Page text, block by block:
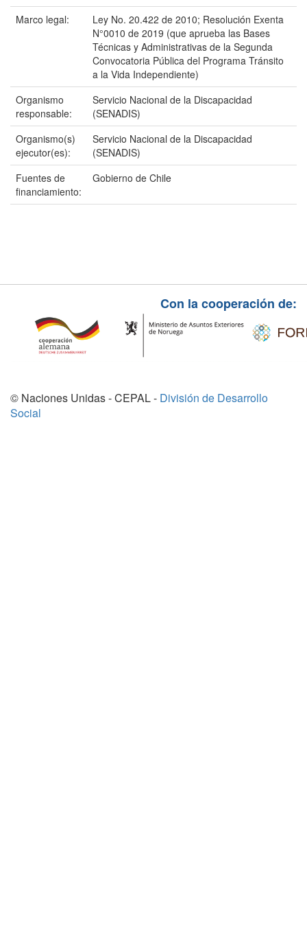
Marco legal:
Ley No. 20.422 de 2010; Resolución Exenta
N°0010 de 2019 (que aprueba las Bases
Técnicas y Administrativas de la Segunda
Convocatoria Pública del Programa Tránsito
a la Vida Independiente)
Organismo
responsable:
Servicio Nacional de la Discapacidad
(SENADIS)
Organismo(s)
ejecutor(es):
Servicio Nacional de la Discapacidad
(SENADIS)
Fuentes de
financiamiento:
Gobierno de Chile
Con la cooperación de:
© Naciones Unidas - CEPAL - División de Desarrollo
Social